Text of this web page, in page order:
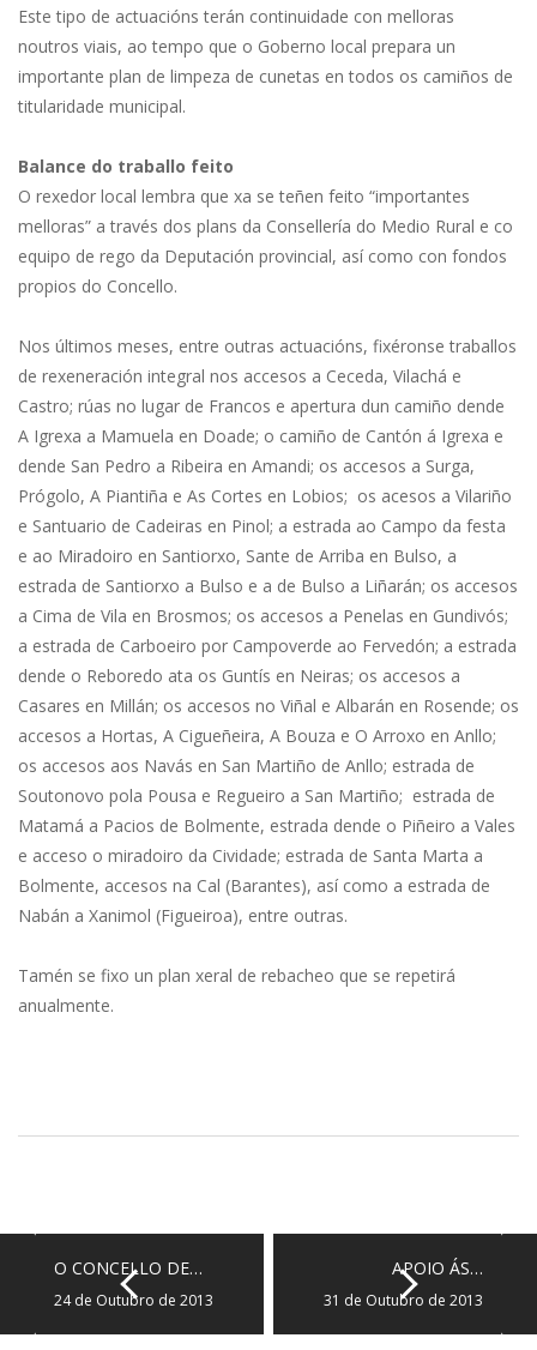
Este tipo de actuacións terán continuidade con melloras
noutros viais, ao tempo que o Goberno local prepara un
importante plan de limpeza de cunetas en todos os camiños de
titularidade municipal.
Balance do traballo feito
O rexedor local lembra que xa se teñen feito “importantes
melloras” a través dos plans da Consellería do Medio Rural e co
equipo de rego da Deputación provincial, así como con fondos
propios do Concello.
Nos últimos meses, entre outras actuacións, fixéronse traballos
de rexeneración integral nos accesos a Ceceda, Vilachá e
Castro; rúas no lugar de Francos e apertura dun camiño dende
A Igrexa a Mamuela en Doade; o camiño de Cantón á Igrexa e
dende San Pedro a Ribeira en Amandi; os accesos a Surga,
Prógolo, A Piantiña e As Cortes en Lobios; os acesos a Vilariño
e Santuario de Cadeiras en Pinol; a estrada ao Campo da festa
e ao Miradoiro en Santiorxo, Sante de Arriba en Bulso, a
estrada de Santiorxo a Bulso e a de Bulso a Liñarán; os accesos
a Cima de Vila en Brosmos; os accesos a Penelas en Gundivós;
a estrada de Carboeiro por Campoverde ao Fervedón; a estrada
dende o Reboredo ata os Guntís en Neiras; os accesos a
Casares en Millán; os accesos no Viñal e Albarán en Rosende; os
accesos a Hortas, A Cigueñeira, A Bouza e O Arroxo en Anllo;
os accesos aos Navás en San Martiño de Anllo; estrada de
Soutonovo pola Pousa e Regueiro a San Martiño; estrada de
Matamá a Pacios de Bolmente, estrada dende o Piñeiro a Vales
e acceso o miradoiro da Cividade; estrada de Santa Marta a
Bolmente, accesos na Cal (Barantes), así como a estrada de
Nabán a Xanimol (Figueiroa), entre outras.
Tamén se fixo un plan xeral de rebacheo que se repetirá
anualmente.
O CONCELLO DE…
24 de Outubro de 2013
APOIO ÁS…
31 de Outubro de 2013